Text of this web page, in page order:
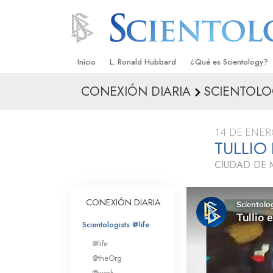
Inicio L. Ronald Hubbard ¿Qué es Scientology?
Creencias y Prácticas
Qué dicen los
Scientology
Dentro de una Iglesia
Los Principios
Una Introducción a
CONEXIÓN DIARIA
14 DE
CIUDAD DE
CONEXIÓN DIARIA
Scientologists @life
@life
@theOrg